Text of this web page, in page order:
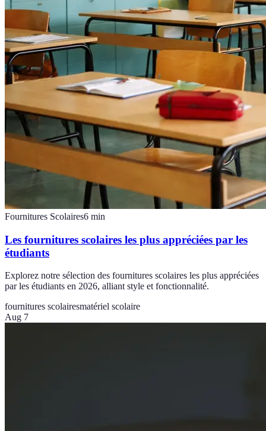
Fournitures Scolaires6 min
Les fournitures scolaires les plus appréciées par les
étudiants
Explorez notre sélection des fournitures scolaires les plus appréciées
par les étudiants en 2026, alliant style et fonctionnalité.
fournitures scolairesmatériel scolaire
Aug 7